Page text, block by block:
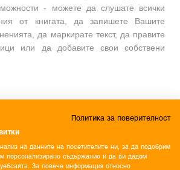
- можете да слушате всички
от книгата, да запишете Вашите
да маркирате текст, да правите
или да добавите свои собствени
Политика за поверителност
на данните на посетителите ни, за да подобрим
персонализирано съдържание и да ви дадем
За повече информация относно